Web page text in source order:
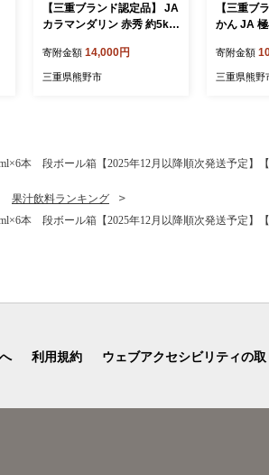
【三重ブランド認定品】 JA
カラマンダリン 赤秀 約5kg
ン オレンジ 柑橘 フルーツ
果物 くだもの 甘い 旬 人気
en0003】
寄附金額 14,000円
三重県熊野市
【三重ブ
かん JA
ー選果 | み
温州みか
みかん お
寄附金額
三重県熊野
本 段ボール箱【2025年12月以降順次発送予定】【
果汁飲料ランキング
本 段ボール箱【2025年12月以降順次発送予定】【
利用規約 ウェブアクセシビリティの